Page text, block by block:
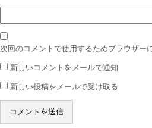
次回のコメントで使用するためブラウザー
新しいコメントをメールで通知
新しい投稿をメールで受け取る